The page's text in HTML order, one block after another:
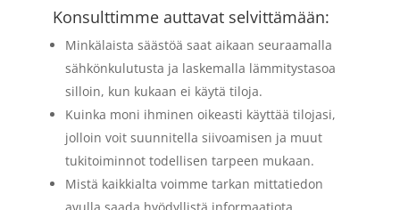
Konsulttimme auttavat selvittämään:
Minkälaista säästöä saat aikaan seuraamalla
sähkönkulutusta ja laskemalla lämmitystasoa
silloin, kun kukaan ei käytä tiloja.
Kuinka moni ihminen oikeasti käyttää tilojasi,
jolloin voit suunnitella siivoamisen ja muut
tukitoiminnot todellisen tarpeen mukaan.
Mistä kaikkialta voimme tarkan mittatiedon